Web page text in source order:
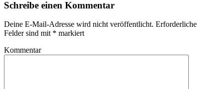
Schreibe einen Kommentar
Deine E-Mail-Adresse wird nicht veröffentlicht. Erforderliche
Felder sind mit * markiert
Kommentar